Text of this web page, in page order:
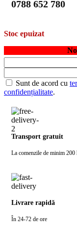
0788 652 780
Stoc epuizat
Sunt de acord cu
confidențialitate.
Transport gratuit
La comenzile de minim
Livrare rapidă
În 24-72 de ore